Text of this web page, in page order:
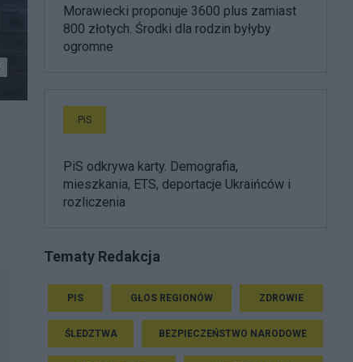
Morawiecki proponuje 3600 plus zamiast
800 złotych. Środki dla rodzin byłyby
ogromne
PiS
PiS odkrywa karty. Demografia,
mieszkania, ETS, deportacje Ukraińców i
rozliczenia
Tematy Redakcja
PIS GŁOS REGIONÓW ZDROWIE
ŚLEDZTWA BEZPIECZEŃSTWO NARODOWE